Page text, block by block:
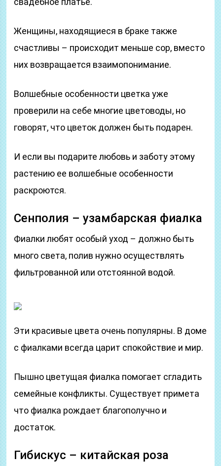
Женщины, находящиеся в браке также
счастливы – происходит меньше сор, вместо
них возвращается взаимопонимание.
Волшебные особенности цветка уже
проверили на себе многие цветоводы, но
говорят, что цветок должен быть подарен.
И если вы подарите любовь и заботу этому
растению ее волшебные особенности
раскроются.
Сенполия – узамбарская фиалка
Фиалки любят особый уход – должно быть
много света, полив нужно осуществлять
фильтрованной или отстоянной водой.
Эти красивые цвета очень популярны. В доме
с фиалками всегда царит спокойствие и мир.
Пышно цветущая фиалка помогает сгладить
семейные конфликты. Существует примета
что фиалка рождает благополучно и
достаток.
Гибискус – китайская роза